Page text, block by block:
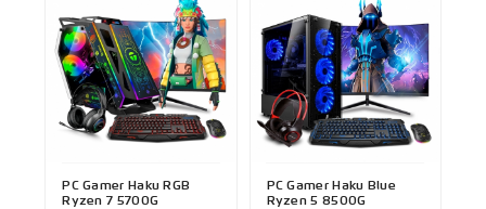
PC Gamer Haku RGB
Ryzen 7 5700G
PC Gamer Haku Blue
Ryzen 5 8500G